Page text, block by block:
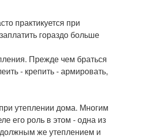
практикуется при
гораздо больше
Прежде чем браться
- крепить - армировать,
утеплении дома. Многим
его роль в этом - одна из
же утеплением и